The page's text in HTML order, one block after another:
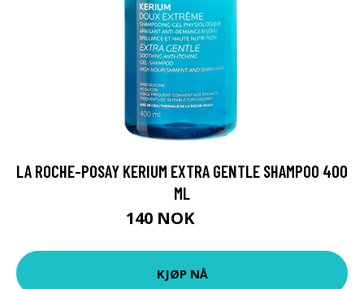
LA ROCHE-POSAY KERIUM EXTRA GENTLE SHAMPOO 400
ML
140 NOK
KJØP NÅ